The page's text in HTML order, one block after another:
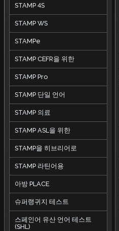
STAMP 4S
STAMP WS
STAMPe
STAMP CEFR을 위한
STAMP Pro
STAMP 단일 언어
STAMP 의료
STAMP ASL을 위한
STAMP을 히브리어로
STAMP 라틴어용
아방 PLACE
슈퍼랭귀지 테스트
스페인어 유산 언어 테스트
(SHL)